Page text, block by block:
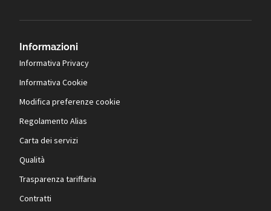
Informazioni
Informativa Privacy
Informativa Cookie
Modifica preferenze cookie
Regolamento Alias
Carta dei servizi
Qualità
Trasparenza tariffaria
Contratti